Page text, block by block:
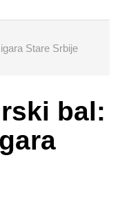
Stare Srbije
bal: